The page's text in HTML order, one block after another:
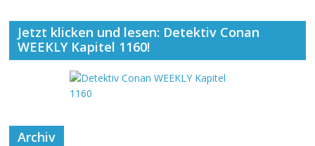
Jetzt klicken und lesen: Detektiv Conan
WEEKLY Kapitel 1160!
Archiv